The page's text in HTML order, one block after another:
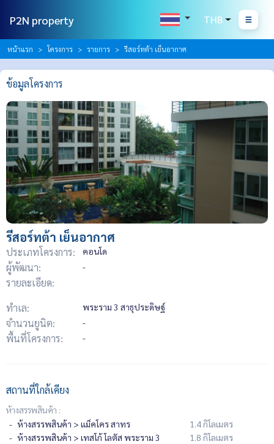
P2N property THB
หน้าแรก โครงการ รายการ รีสอร์ทต้า เย็นอากาศ
ข้อมูลโครงการ
รีสอร์ทต้า เย็นอากาศ
ประเภทโครงการ: คอนโด
ผู้พัฒนา: -
รายละเอียด:
ทำเล:
พระราม 3 สาธุประดิษฐ์
จำนวนยูนิต: -
พื้นที่โครงการ: -
สถานที่ใกล้เคียง
ห้างสรรพสินค้า :
ห้างสรรพสินค้า > แม็คโคร สาทร
1.4 กิโลเมตร
ห้างสรรพสินค้า > เทสโก้ โลตัส พระราม 3
1.8 กิโลเมตร